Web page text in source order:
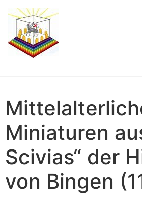
Miniaturen
Scivias“ der
von Bingen